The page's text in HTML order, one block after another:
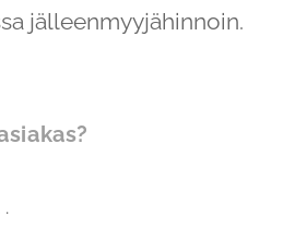
jälleenmyyjähinnoin.
?